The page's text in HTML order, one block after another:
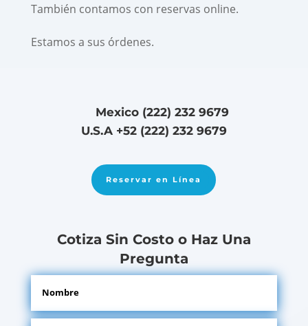
También contamos con reservas online.
Estamos a sus órdenes.
Mexico (222) 232 9679
U.S.A +52 (222) 232 9679
Reservar en Línea
Cotiza Sin Costo o Haz Una
Pregunta